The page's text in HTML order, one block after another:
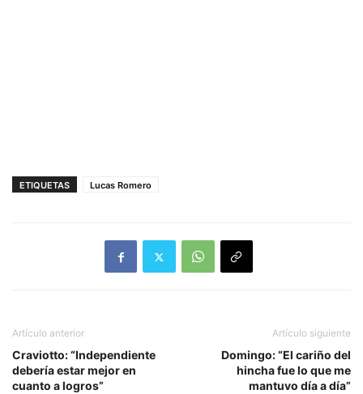
ETIQUETAS Lucas Romero
Artículo anterior
Craviotto: “Independiente
debería estar mejor en
cuanto a logros”
Artículo siguiente
Domingo: “El cariño del
hincha fue lo que me
mantuvo día a día”